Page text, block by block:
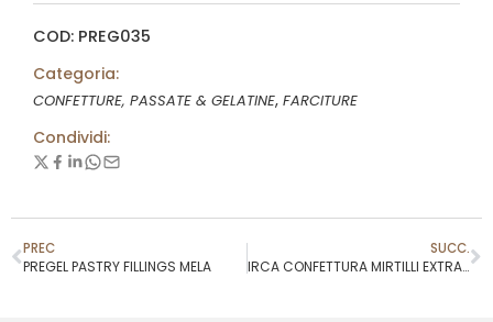
COD: PREG035
Categoria:
CONFETTURE, PASSATE & GELATINE, FARCITURE
Condividi:
PREC
PREGEL PASTRY FILLINGS MELA
SUCC.
IRCA CONFETTURA MIRTILLI EXTRA 45%